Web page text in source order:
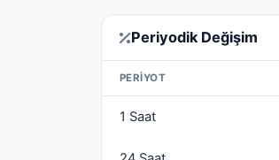
Periyodik Değişim
PERIYOT
1 Saat